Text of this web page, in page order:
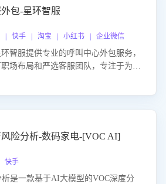
售业绩。
包-星环智服
| 快手 | 淘宝 | 小红书 | 企业微信
智服提供专业的呼叫中心外包服务，
场布局和严选客服团队，专注于为企
升语音客服服务效率和质量，帮助企
险分析-数码家电-[VOC AI]
手
是一款基于AI大模型的VOC深度分